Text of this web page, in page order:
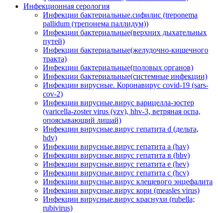
Инфекционная серология
Инфекции бактериальные.сифилис (treponema
pallidum (трепонема паллидум))
Инфекции бактериальные(верхних дыхательных
путей)
Инфекции бактериальные(желудочно-кишечного
тракта)
Инфекции бактериальные(половых органов)
Инфекции бактериальные(системные инфекции)
Инфекции вирусные. Коронавирус covid-19 (sars-
cov-2)
Инфекции вирусные.вирус варицелла-зостер
(varicella-zoster virus (vzv), hhv-3, ветряная оспа,
опоясывающий лишай)
Инфекции вирусные.вирус гепатита d (дельта,
hdv)
Инфекции вирусные.вирус гепатита а (hav)
Инфекции вирусные.вирус гепатита в (hbv)
Инфекции вирусные.вирус гепатита е (hev)
Инфекции вирусные.вирус гепатита с (hcv)
Инфекции вирусные.вирус клещевого энцефалита
Инфекции вирусные.вирус кори (measles virus)
Инфекции вирусные.вирус краснухи (rubella;
rubivirus)